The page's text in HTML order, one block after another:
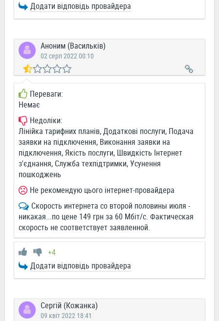
Додати відповідь провайдера
Аноним (Васильків)
02 серп 2022 00:10
Переваги:
Немає
Недоліки:
Лінійка тарифних планів, Додаткові послуги, Подача
заявки на підключення, Виконання заявки на
підключення, Якість послуги, Швидкість Інтернет
з'єднання, Служба техпідтримки, Усунення
пошкоджень
Не рекомендую цього інтернет-провайдера
Скорость интернета со второй половины июля -
никакая...по цене 149 грн за 60 Мбіт/с. Фактическая
скорость не соответствует заявленной.
+4
Додати відповідь провайдера
Сергій (Кожанка)
09 квіт 2022 18:41